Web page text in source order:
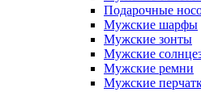
Подарочные
Мужские шарфы
Мужские зонты
Мужские
Мужские ремни
Мужские